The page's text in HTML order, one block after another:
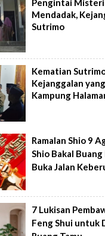
Pengintai
Mendadak,
Sutrimo
Kematian
Kejanggalan
Kampung
Ramalan Shio 9
Shio Bakal
Buka Jalan
7 Lukisan
Feng Shui untuk